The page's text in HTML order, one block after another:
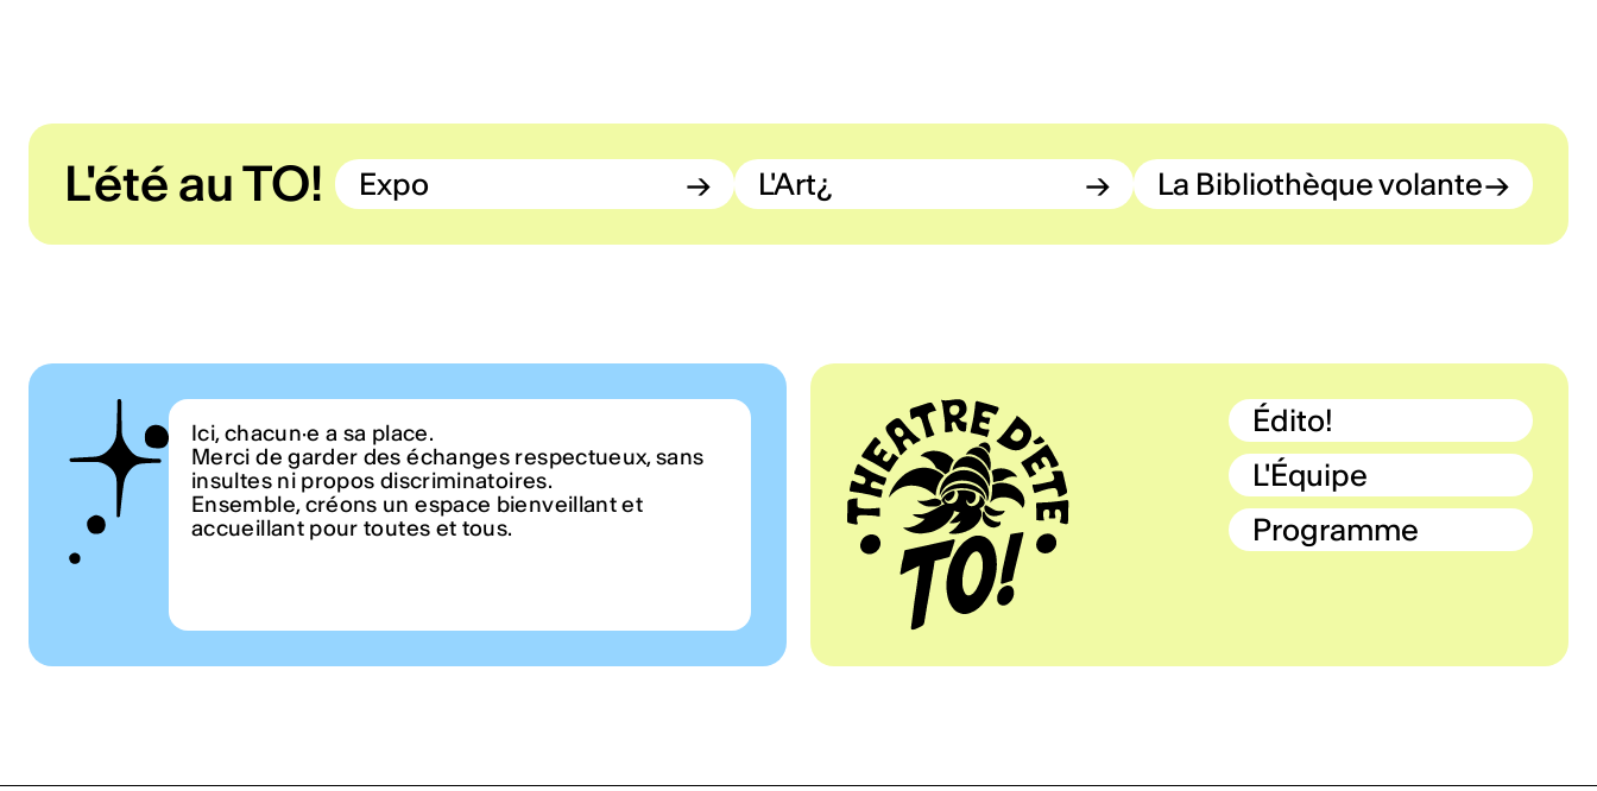
L'été au TO! Expo → L'Art¿ → La Bibliothèque volante→
Ici, chacun·e a sa place.
Merci de garder des échanges respectueux, sans
insultes ni propos discriminatoires.
Ensemble, créons un espace bienveillant et
accueillant pour toutes et tous.
Édito!
L'Équipe
Programme